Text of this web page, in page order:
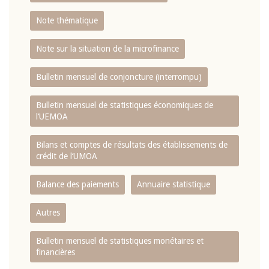
Note thématique
Note sur la situation de la microfinance
Bulletin mensuel de conjoncture (interrompu)
Bulletin mensuel de statistiques économiques de
l‘UEMOA
Bilans et comptes de résultats des établissements de
crédit de l‘UMOA
Balance des paiements Annuaire statistique
Autres
Bulletin mensuel de statistiques monétaires et
financières